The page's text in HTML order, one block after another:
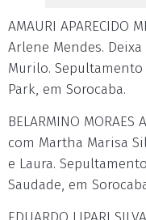
AMAURI APARECIDO
Arlene Mendes.
Murilo.
Park, em Sorocaba.
BELARMINO
com Martha Marisa
e Laura.
Saudade, em